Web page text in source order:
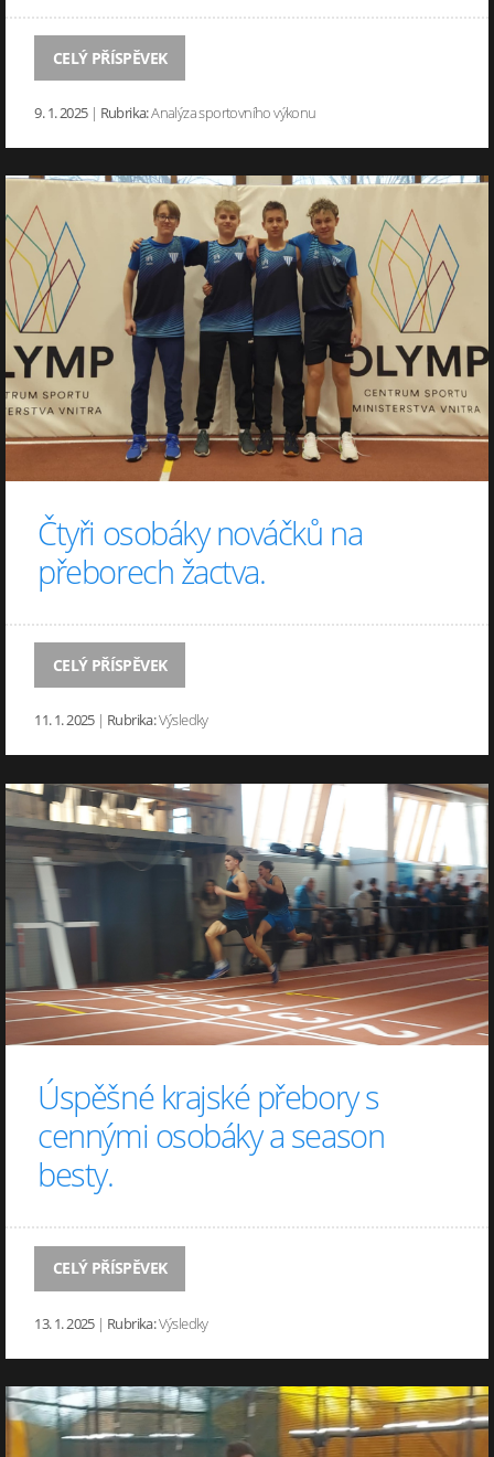
CELÝ PŘÍSPĚVEK
9. 1. 2025 | Rubrika:Analýza sportovního výkonu
Čtyři osobáky nováčků na
přeborech žactva.
CELÝ PŘÍSPĚVEK
11. 1. 2025 | Rubrika:Výsledky
Úspěšné krajské přebory s
cennými osobáky a season
besty.
CELÝ PŘÍSPĚVEK
13. 1. 2025 | Rubrika:Výsledky